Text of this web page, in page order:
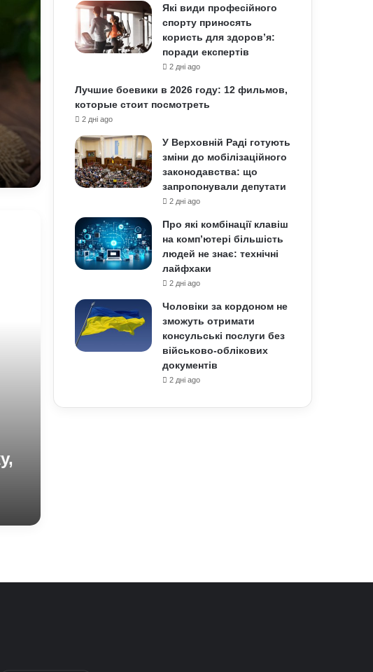
Які види професійного
спорту приносять
користь для здоров’я:
поради експертів
2 дні ago
Лучшие боевики в 2026 году: 12 фильмов,
которые стоит посмотреть
2 дні ago
У Верховній Раді готують
зміни до мобілізаційного
законодавства: що
запропонували депутати
2 дні ago
Про які комбінації клавіш
на комп’ютері більшість
людей не знає: технічні
лайфхаки
2 дні ago
Чоловіки за кордоном не
зможуть отримати
консульські послуги без
військово-облікових
документів
2 дні ago